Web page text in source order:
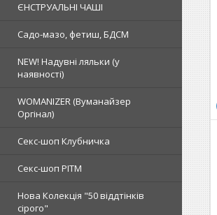
ЄНСТРУАЛЬНІ ЧАШІ
Садо-мазо, фетиш, БДСМ
NEW! Надувні ляльки (у
наявності)
WOMANIZER (Вуманайзер
Оргінал)
Секс-шоп Клубничка
Секс-шоп РІТМ
Нова Колекція "50 віддтінків
сірого"